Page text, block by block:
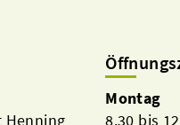
Henning
Montag
8.30 bis